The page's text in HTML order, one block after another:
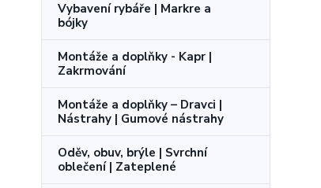
Vybavení rybáře | Markre a
bójky
Montáže a doplňky - Kapr |
Zakrmování
Montáže a doplňky – Dravci |
Nástrahy | Gumové nástrahy
Oděv, obuv, brýle | Svrchní
oblečení | Zateplené